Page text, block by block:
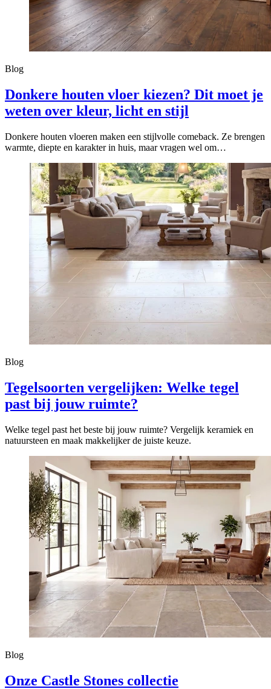
Blog
Donkere houten vloer kiezen? Dit moet je
weten over kleur, licht en stijl
Donkere houten vloeren maken een stijlvolle comeback. Ze brengen
warmte, diepte en karakter in huis, maar vragen wel om…
Blog
Tegelsoorten vergelijken: Welke tegel
past bij jouw ruimte?
Welke tegel past het beste bij jouw ruimte? Vergelijk keramiek en
natuursteen en maak makkelijker de juiste keuze.
Blog
Onze Castle Stones collectie